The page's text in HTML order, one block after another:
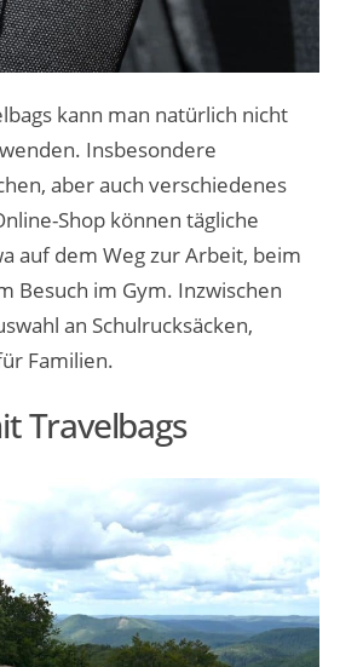
kann man natürlich nicht
Insbesondere
aber auch verschiedenes
Shop können tägliche
auf dem Weg zur Arbeit, beim
Besuch im Gym. Inzwischen
an Schulrucksäcken,
Familien.
Travelbags